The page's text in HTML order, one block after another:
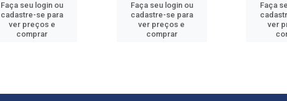
Faça seu login ou
cadastre-se para
ver preços e
comprar
Faça seu login ou
cadastre-se para
ver preços e
comprar
Faça
ver